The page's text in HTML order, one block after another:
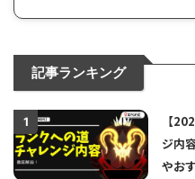
記事ランキング
1
【
ジ内
やお